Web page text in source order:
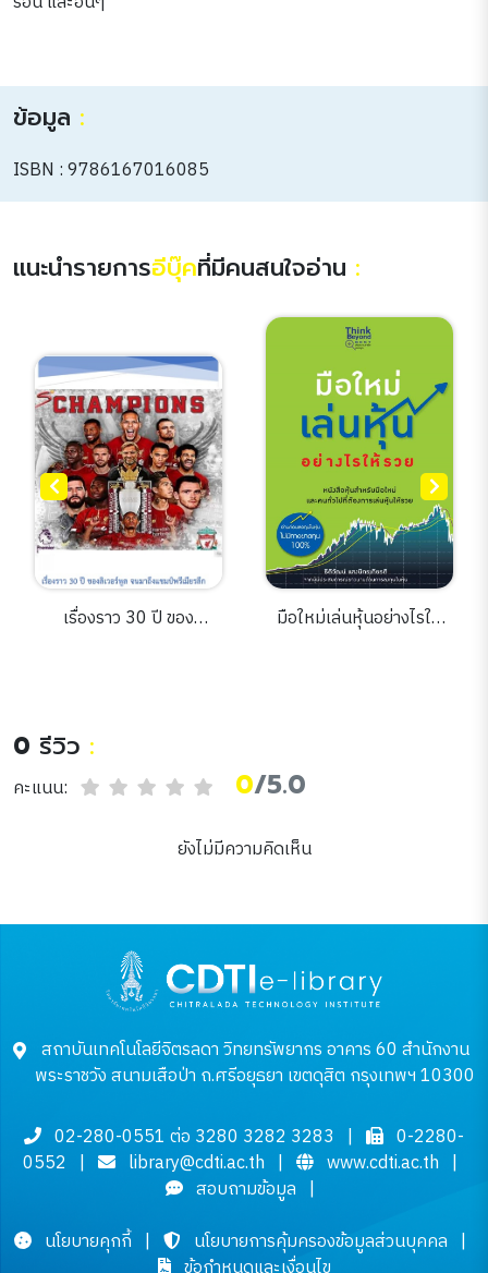
ข้อมูล :
ISBN : 9786167016085
แนะนำรายการอีบุ๊คที่มีคนสนใจอ่าน :
เรื่องราว 30 ปี ของ
มือใหม่เล่นหุ้นอย่างไรให้
0 รีวิว :
คะแนน: 0/5.0
ยังไม่มีความคิดเห็น
สถาบันเทคโนโลยีจิตรลดา วิทยทรัพยากร อาคาร 60 สำนักงาน
พระราชวัง สนามเสือป่า ถ.ศรีอยุธยา เขตดุสิต กรุงเทพฯ 10300
02-280-0551 ต่อ 3280 3282 3283 |
0-2280-
0552 | library@cdti.ac.th | www.cdti.ac.th |
สอบถามข้อมูล |
นโยบายคุกกี้ | นโยบายการคุ้มครองข้อมูลส่วนบุคคล |